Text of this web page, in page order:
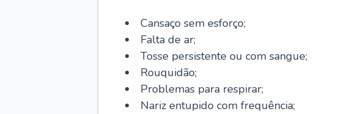
Cansaço sem esforço;
Falta de ar;
Tosse persistente ou com sangue;
Rouquidão;
Problemas para respirar;
Nariz entupido com frequência;